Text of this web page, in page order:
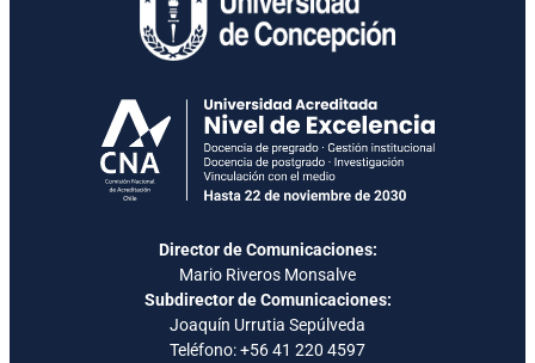
Director de Comunicaciones:
Mario Riveros Monsalve
Subdirector de Comunicaciones:
Joaquín Urrutia Sepúlveda
Teléfono:+56 41 220 4597